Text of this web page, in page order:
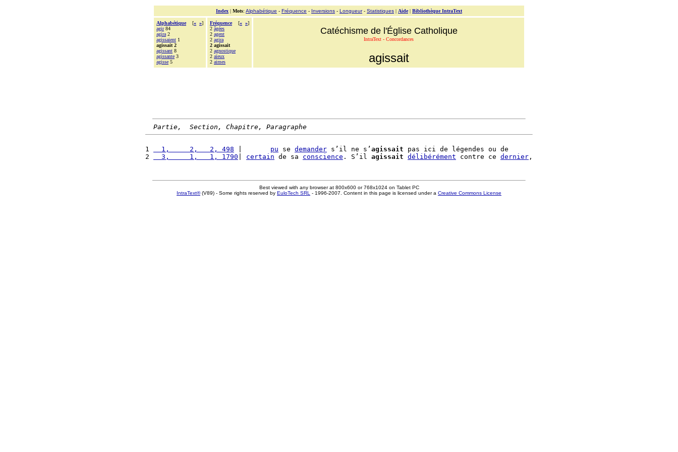
Index | Mots: Alphabétique - Fréquence - Inversions - Longueur- Statistiques | Aide| Bibliothèque IntraText
Alphabétique [« »]
agir84
agira 2
agissaient 1
agissait 2
agissant 8
agissante 3
agisse 5
Fréquence [« »]
2 âgées
2 agent
2 agira
2 agissait
2 agnostique
2 aïeux
2 aimes
Catéchisme de l'Église Catholique
IntraText - Concordances
agissait
Partie,  Section, Chapitre, Paragraphe
1
  1,     2,   2, 498
pu se demander s’il ne s’ agissait pas ici de légendes ou de
2
  3,     1,   1, 1790
certain de sa conscience . S’il agissait délibérément contre ce dernier
Best viewed with any browser at 800x600 or 768x1024 on Tablet PC
IntraText®(V89) - Some rights reserved by EuloTech SRL - 1996-2007. Content in this page is licensed under a Creative Commons License